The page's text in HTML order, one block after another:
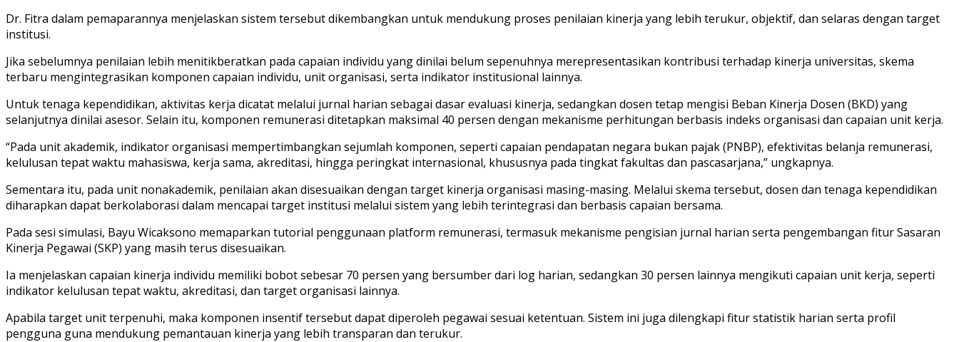
Dr. Fitra dalam pemaparannya menjelaskan sistem tersebut dikembangkan untuk mendukung proses penilaian kinerja yang lebih terukur, objektif, dan selaras dengan target
institusi.
Jika sebelumnya penilaian lebih menitikberatkan pada capaian individu yang dinilai belum sepenuhnya merepresentasikan kontribusi terhadap kinerja universitas, skema
terbaru mengintegrasikan komponen capaian individu, unit organisasi, serta indikator institusional lainnya.
Untuk tenaga kependidikan, aktivitas kerja dicatat melalui jurnal harian sebagai dasar evaluasi kinerja, sedangkan dosen tetap mengisi Beban Kinerja Dosen (BKD) yang
selanjutnya dinilai asesor. Selain itu, komponen remunerasi ditetapkan maksimal 40 persen dengan mekanisme perhitungan berbasis indeks organisasi dan capaian unit kerja.
“Pada unit akademik, indikator organisasi mempertimbangkan sejumlah komponen, seperti capaian pendapatan negara bukan pajak (PNBP), efektivitas belanja remunerasi,
kelulusan tepat waktu mahasiswa, kerja sama, akreditasi, hingga peringkat internasional, khususnya pada tingkat fakultas dan pascasarjana,” ungkapnya.
Sementara itu, pada unit nonakademik, penilaian akan disesuaikan dengan target kinerja organisasi masing-masing. Melalui skema tersebut, dosen dan tenaga kependidikan
diharapkan dapat berkolaborasi dalam mencapai target institusi melalui sistem yang lebih terintegrasi dan berbasis capaian bersama.
Pada sesi simulasi, Bayu Wicaksono memaparkan tutorial penggunaan platform remunerasi, termasuk mekanisme pengisian jurnal harian serta pengembangan fitur Sasaran
Kinerja Pegawai (SKP) yang masih terus disesuaikan.
Ia menjelaskan capaian kinerja individu memiliki bobot sebesar 70 persen yang bersumber dari log harian, sedangkan 30 persen lainnya mengikuti capaian unit kerja, seperti
indikator kelulusan tepat waktu, akreditasi, dan target organisasi lainnya.
Apabila target unit terpenuhi, maka komponen insentif tersebut dapat diperoleh pegawai sesuai ketentuan. Sistem ini juga dilengkapi fitur statistik harian serta profil
pengguna guna mendukung pemantauan kinerja yang lebih transparan dan terukur.